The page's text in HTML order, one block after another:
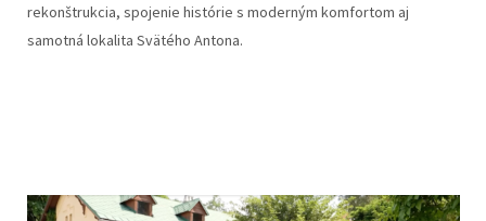
rekonštrukcia, spojenie histórie s moderným komfortom aj
samotná lokalita Svätého Antona.